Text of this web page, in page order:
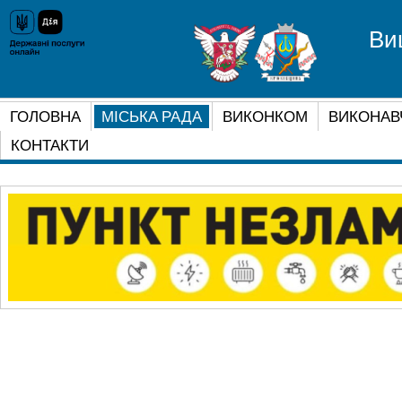
ГОЛОВНА МІСЬКА РАДА ВИКОНКОМ
КОНТАКТИ